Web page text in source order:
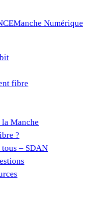
Manche Numérique
fibre
Manche
?
– SDAN